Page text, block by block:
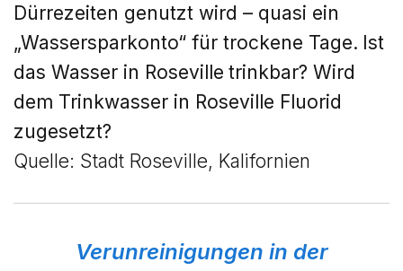
Dürrezeiten genutzt wird – quasi ein
„Wassersparkonto“ für trockene Tage. Ist
das Wasser in Roseville trinkbar? Wird
dem Trinkwasser in Roseville Fluorid
zugesetzt?
Quelle: Stadt Roseville, Kalifornien
Verunreinigungen in der